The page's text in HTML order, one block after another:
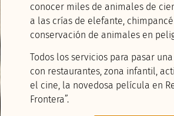
conocer miles de animales de
a las crías de elefante,
conservación de animales en
Todos los servicios para pasar una
con restaurantes, zona infantil,
el cine, la novedosa película en
Frontera”.